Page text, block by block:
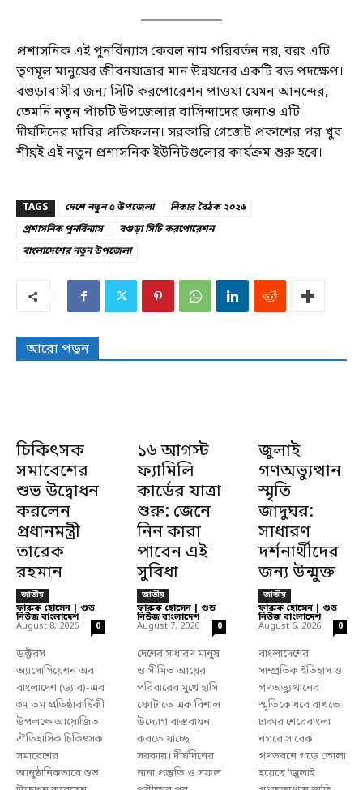
প্রশাসনিক এই পুনর্বিন্যাস কেবল নাম পরিবর্তন নয়, বরং এটি
তৃণমূল মানুষের জীবনযাত্রার মান উন্নয়নের একটি বড় পদক্ষেপ।
বগুড়াবাসীর জন্য সিটি করপোরেশন পাওয়া যেমন আনন্দের,
তেমনি নতুন পাঁচটি উপজেলার বাসিন্দাদের জন্যও এটি
দীর্ঘদিনের দাবির প্রতিফলন। সরকারি গেজেট প্রকাশের পর খুব
শীঘ্রই এই নতুন প্রশাসনিক ইউনিটগুলোর কার্যক্রম শুরু হবে।
TAGS দেশে নতুন ৫ উপজেলা
নিকার বৈঠক ২০২৬
প্রশাসনিক পুনর্বিন্যাস
বগুড়া সিটি করপোরেশন
বাংলাদেশের নতুন উপজেলা
আরো পড়ুন
চিকিৎসক
সমাবেশের
শুভ উদ্বোধন
করলেন
প্রধানমন্ত্রী
তারেক
রহমান
জাতীয়
ফারুক হোসেন | গুড
নিউজ বাংলাদেশ -
August 8, 2026 0
ডক্টরস
অ্যাসোসিয়েশন অব
বাংলাদেশ (ড্যাব)-এর
৩৭ তম প্রতিষ্ঠাবার্ষিকী
উপলক্ষে আয়োজিত
ঐতিহাসিক চিকিৎসক
সমাবেশের
আনুষ্ঠানিকভাবে শুভ
১৬ আগস্ট
ফ্যামিলি
কার্ডের যাত্রা
শুরু: জেনে
নিন কারা
পাবেন এই
সুবিধা
জাতীয়
ফারুক হোসেন | গুড
নিউজ বাংলাদেশ -
August 7, 2026 0
দেশের সাধারণ মানুষ
ও সীমিত আয়ের
পরিবারের মুখে হাসি
ফোটাতে এক বিশাল
উদ্যোগ বাস্তবায়ন
করতে যাচ্ছে
সরকার। দীর্ঘদিনের
নানা প্রস্তুতি ও সফল
জুলাই
গণঅভ্যুত্থান
স্মৃতি
জাদুঘর:
সাধারণ
দর্শনার্থীদের
জন্য উন্মুক্ত
জাতীয়
ফারুক হোসেন | গুড
নিউজ বাংলাদেশ -
August 6, 2026 0
বাংলাদেশের
সাম্প্রতিক ইতিহাস ও
গণঅভ্যুত্থানের
স্মৃতিকে ধরে রাখতে
ঢাকার শেরেবাংলা
নগরে সাবেক
গণভবনে গড়ে তোলা
হয়েছে ‘জুলাই